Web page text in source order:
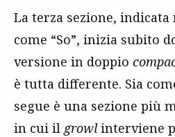
La terza sezione,
come “So”, inizia subito
versione in doppio
è tutta differente. Sia
segue è una sezione più
in cui il growlinterviene